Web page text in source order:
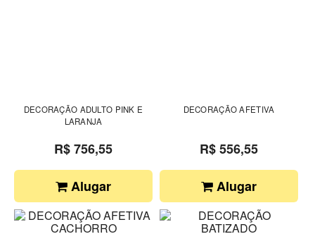
DECORAÇÃO ADULTO PINK E
LARANJA
R$ 756,55
Alugar
DECORAÇÃO AFETIVA
R$ 556,55
Alugar